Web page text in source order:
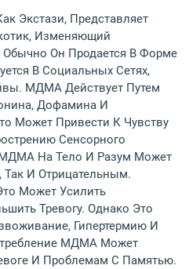
Экстази, Представляет
Изменяющий
Обычно Он Продается В Форме
В Социальных Сетях,
МДМА Действует Путем
Дофамина И
Может Привести К Чувству
Сенсорного
МДМА На Тело И Разум Может
И Отрицательным.
Может Усилить
Тревогу. Однако Это
Гипертермию И
МДМА Может
И Проблемам С Памятью.